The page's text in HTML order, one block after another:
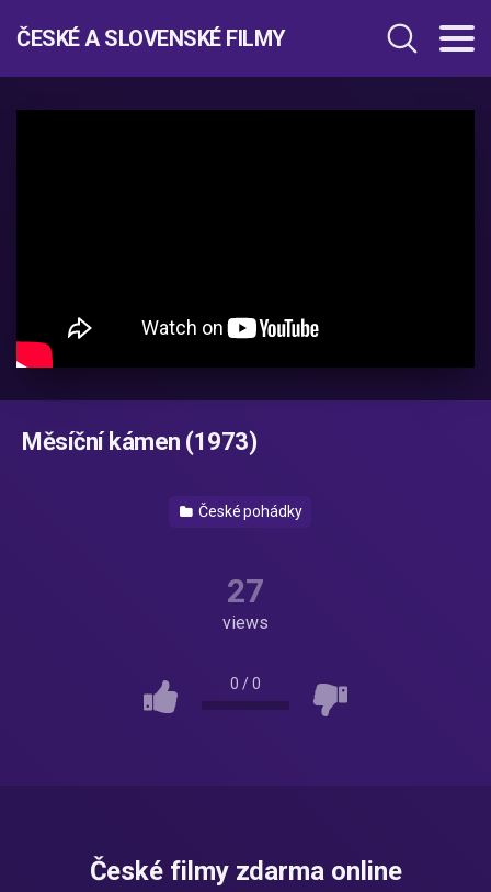
ČESKÉ A SLOVENSKÉ FILMY
Měsíční kámen (1973)
České pohádky
27
views
0 /0
České filmy zdarma online